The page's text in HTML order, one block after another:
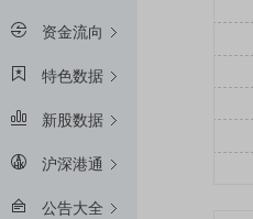
资金流向
特色数据
新股数据
沪深港通
公告大全